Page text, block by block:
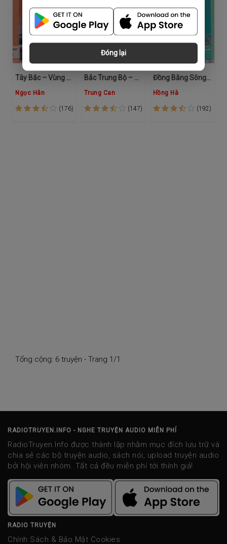
Đóng lại
Tây Bắc – Vùng Đất, Con Người
Ngọc Hân
(176)
Bắc Trung Bộ – Vùng Đất, Con Người
Trung Can
(147)
Đồng Bằng Sông Hồng - Vùng Đất, Con Người
Hồng Hà
(192)
Tổng cộng: 6 truyện - Trang 1/1
RADIOTRUYEN.INFO - NGHE TRUYỆN AUDIO MIỄN PHÍ
RadioTruyen.Info được thành lập nhằm mục đích lưu trữ và
chia sẻ các bộ truyện audio, sách nói, upload truyện audio
bởi hội viên nhóm. Tất cả đều miễn phí tới thính giả!
RADIO TRUYỆN
Chính Sách & Bảo Mật Cookies